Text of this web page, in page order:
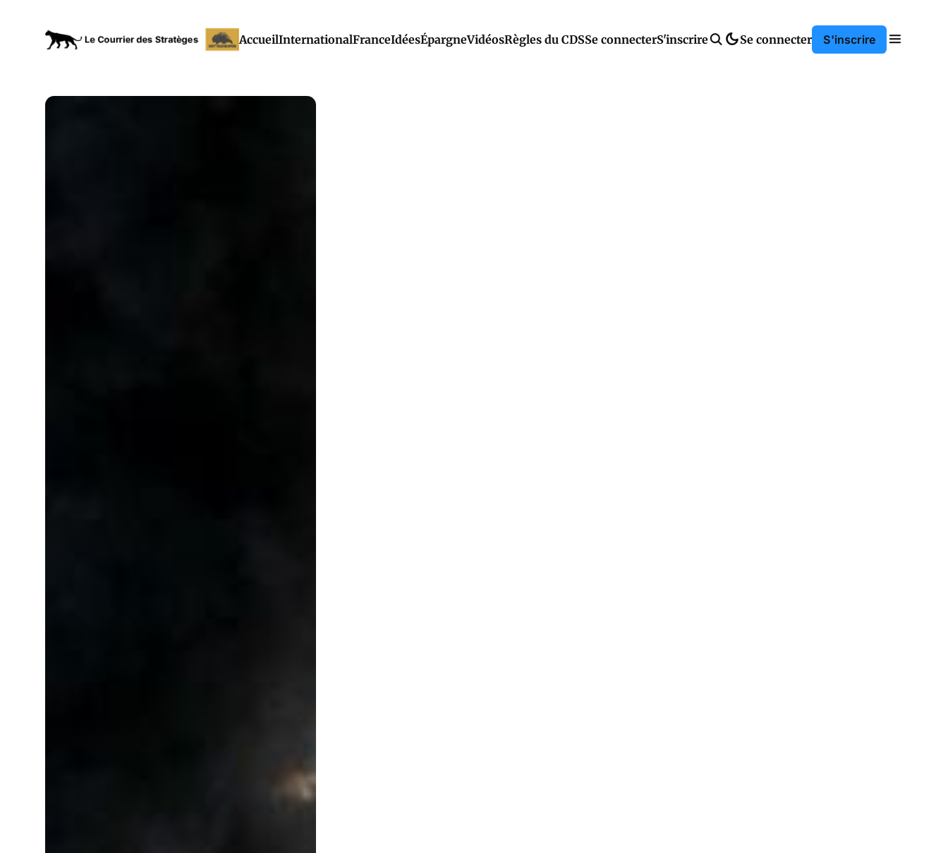
AccueilInternationalFranceIdéesÉpargneVidéosRègles du CDSSe connecterS'inscrire Se connecter S'inscrire